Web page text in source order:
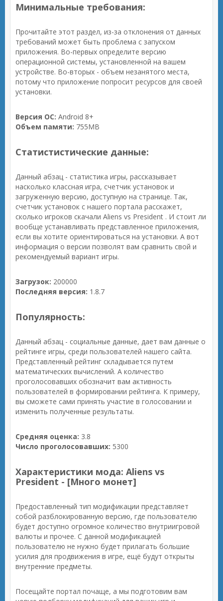
Минимальные требования:
Прочитайте этот раздел, из-за отклонения от данных
требований может быть проблема с запуском
приложения. Во-первых определите версию
операционной системы, установленной на вашем
устройстве. Во-вторых - объем незанятого места,
потому что приложение попросит ресурсов для своей
установки.
Версия ОС: Android 8+
Объем памяти: 755MB
Статистистические данные:
Данный абзац - статистика игры, рассказывает
насколько классная игра, счетчик установок и
загруженную версию, доступную на странице. Так,
счетчик установок с нашего портала расскажет,
сколько игроков скачали Aliens vs President . И стоит ли
вообще устанавливать представленное приложения,
если вы хотите ориентироваться на установки. А вот
информация о версии позволят вам сравнить свой и
рекомендуемый вариант игры.
Загрузок: 200000
Последняя версия: 1.8.7
Популярность:
Данный абзац - социальные данные, дает вам данные о
рейтинге игры, среди пользователей нашего сайта.
Представленный рейтинг складывается путем
математических вычислений. А количество
проголосовавших обозначит вам активность
пользователей в формировании рейтинга. К примеру,
вы сможете сами принять участие в голосовании и
изменить полученные результаты.
Средняя оценка: 3.8
Число проголосовавших: 5300
Характеристики мода: Aliens vs
President - [Много монет]
Предоставленный тип модификации представляет
собой разблокированную версию, где пользователю
будет доступно огромное количество внутриигровой
валюты и прочее. С данной модификацией
пользователю не нужно будет прилагать большие
усилия для продвижения в игре, ещё будут открыты
внутренние предметы.
Посещайте портал почаще, а мы подготовим вам